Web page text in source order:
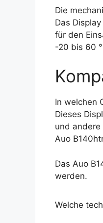
Die
Das
für den
-20 bis 60
In welchen
Dieses
und
Auo
Das Auo
werden.
Welche